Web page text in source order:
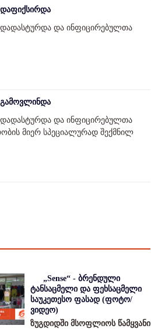
დაფიქსირდა
დადასტურდა და ინფიცირებულთა
გამოვლინდა
დადასტურდა და ინფიცირებულთა
მიერ სპეციალურად შექმნილ
„Sense“ - ბრენდული
ტანსაცმელი და ფეხსაცმელი
საუკეთესო ფასად (ფოტო/
ვიდეო)
ზუგდიდში მსოფლიოს წამყვანი